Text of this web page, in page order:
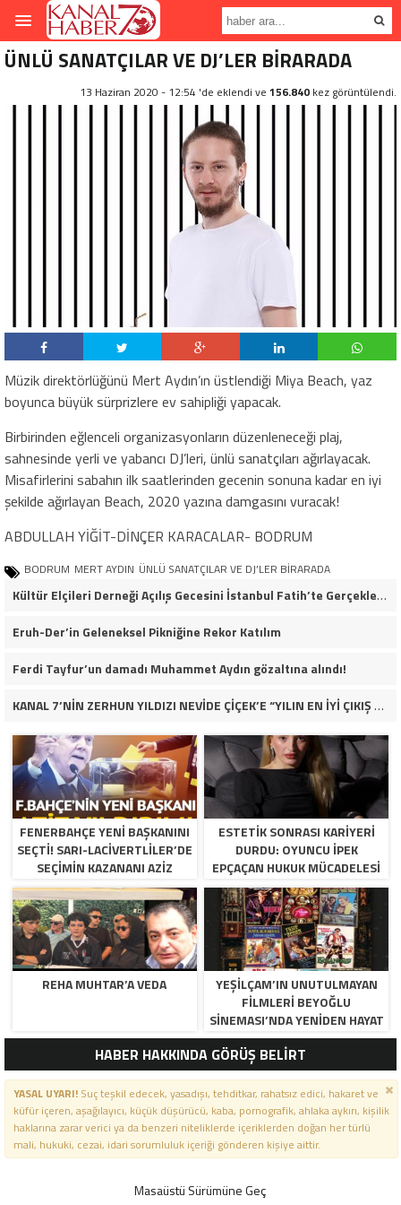
ÜNLÜ SANATÇILAR VE DJ’LER BİRARADA
13 Haziran 2020 - 12:54 'de eklendi ve 156.840 kez görüntülendi.
Müzik direktörlüğünü Mert Aydın’ın üstlendiği Miya Beach, yaz
boyunca büyük sürprizlere ev sahipliği yapacak.
Birbirinden eğlenceli organizasyonların düzenleneceği plaj,
sahnesinde yerli ve yabancı DJ’leri, ünlü sanatçıları ağırlayacak.
Misafirlerini sabahın ilk saatlerinden gecenin sonuna kadar en iyi
şekilde ağırlayan Beach, 2020 yazına damgasını vuracak!
ABDULLAH YİĞİT-DİNÇER KARACALAR- BODRUM
BODRUM MERT AYDIN ÜNLÜ SANATÇILAR VE DJ’LER BİRARADA
Kültür Elçileri Derneği Açılış Gecesini İstanbul Fatih’te Gerçekleştirdi
Eruh-Der’in Geleneksel Pikniğine Rekor Katılım
Ferdi Tayfur’un damadı Muhammet Aydın gözaltına alındı!
KANAL 7’NİN ZERHUN YILDIZI NEVİDE ÇİÇEK’E “YILIN EN İYİ ÇIKIŞ YAPAN KADIN OYUNCUSU” ÖDÜLÜ!
FENERBAHÇE YENI BAŞKANINI
SEÇTI! SARI-LACIVERTLILER’DE
SEÇIMIN KAZANANI AZIZ
YILDIRIM OLDU
ESTETIK SONRASI KARIYERI
DURDU: OYUNCU İPEK
EPÇAÇAN HUKUK MÜCADELESI
VERIYOR
REHA MUHTAR’A VEDA
YEŞILÇAM’IN UNUTULMAYAN
FILMLERI BEYOĞLU
SINEMASI’NDA YENIDEN HAYAT
BULUYOR
HABER HAKKINDA GÖRÜŞ BELİRT
YASAL UYARI!Suç teşkil edecek, yasadışı, tehditkar, rahatsız edici, hakaret ve
küfür içeren, aşağılayıcı, küçük düşürücü, kaba, pornografik, ahlaka aykırı, kişilik
haklarına zarar verici ya da benzeri niteliklerde içeriklerden doğan her türlü
mali, hukuki, cezai, idari sorumluluk içeriği gönderen kişiye aittir.
Masaüstü Sürümüne Geç